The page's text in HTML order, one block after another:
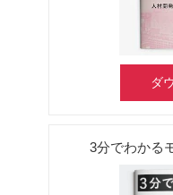
ダ
3分でわかる